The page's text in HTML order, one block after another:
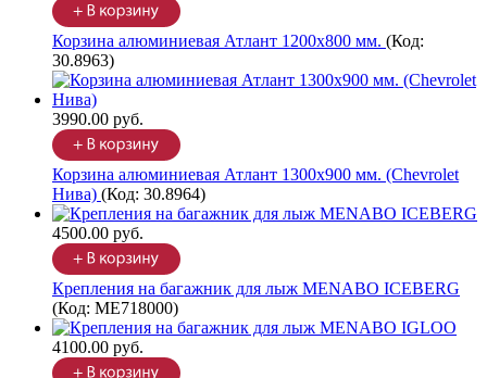
Корзина алюминиевая Атлант 1200х800 мм. (Код:
30.8963)
3990.00 руб.
Корзина алюминиевая Атлант 1300х900 мм. (Chevrolet
Нива) (Код: 30.8964)
4500.00 руб.
Крепления на багажник для лыж MENABO ICEBERG
(Код: ME718000)
4100.00 руб.